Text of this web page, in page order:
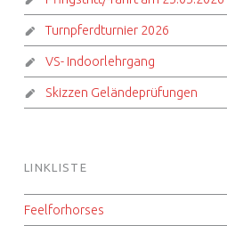
Turnpferdturnier 2026
VS- Indoorlehrgang
Skizzen Geländeprüfungen
LINKLISTE
Feelforhorses